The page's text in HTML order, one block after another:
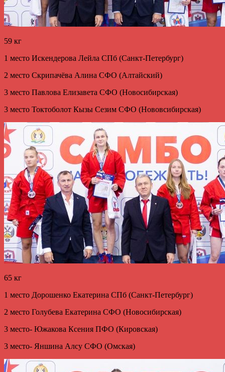
59 кг
1 место Искендерова Лейла СПб (Санкт-Петербург)
2 место Скрипачёва Алина СФО (Алтайский)
3 место Павлова Елизавета СФО (Новосибирская)
3 место Токтоболот Кызы Сезим СФО (Нововсибирская)
65 кг
1 место Дорошенко Екатерина СПб (Санкт-Петербург)
2 место Голубева Екатерина СФО (Новосибирская)
3 место- Южакова Ксения ПФО (Кировская)
3 место- Яншина Алсу СФО (Омская)